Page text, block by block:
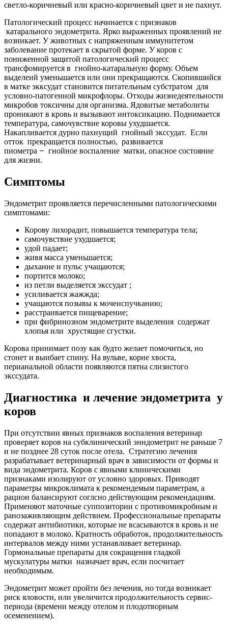
светло-коричневый или красно-коричневый цвет и не пахнут.
Патологический процесс начинается с признаков
катарального эндометрита. Ярко выраженных проявлений не
возникает. У животных с напряженным иммунитетом
заболевание протекает в скрытой форме. У коров с
пониженной защитой патологический процесс
трансфомируется в гнойно-катаральную форму. Объем
выделеий уменьшается или они прекращаются. Скопившийся
в матке экксудат становится питательным субстратом для
условно-патогенной микрофлоры. Отходы жизнедеятельности
микробов токсичны для организма. Ядовитые метаболиты
проникают в кровь и вызывают интоксикацию. Поднимается
температура, самочувствие коровы ухудшается.
Накапливается дурно пахнущий гнойный экссудат. Если
отток прекращается полностью, развивается
пиометра — гнойное воспаление матки, опасное состояние
для жизни.
Симптомы
Эндометрит проявляется перечисленными патологическими
симптомами:
Корову лихорадит, повышается температура тела;
самочувствие ухудшается;
удой падает;
живя масса уменьшается;
дыхание и пульс учащаются;
портится молоко;
из петли выделяется экссудат ;
усиливается жажжда;
учащаются позывы к мочеиспучканию;
расстраивается пищеварение;
при фибринозном эндометрите выделения содержат
хлопья или хрустящие сгустки.
Корова принимает позу как будто желает помочиться, но
стонет и выибает спину. На вульве, корне хвоста,
перианальной области появляются пятна слизистого
экссудата.
Диагностика и лечение эндометрита у
коров
При отсутствии явных признаков воспаления ветеринар
проверяет коров на субклинический энндометрит не раньше 7
и не позднее 28 суток после отела. Стратегию лечения
разрабатывает ветеринарный врач в зависимости от формы и
вида эндометрита. Коров с явными клиническими
признаками изолируют от условно здоровых. Приводят
параметры микроклимата к рекомендемым параметрам, а
рацион балансируют соглсно действующим рекомендациям.
Применяют маточные суппозитории с противомикробным и
ранозаживляющим действием. Профессиональные препараты
содержат антибиотики, которые не всасываются в кровь и не
попадают в молоко. Кратность обработок, продолжительность
интервалов между ними устанавливает ветеринар.
Гормональные препараты для сокращения гладкой
мускулатуры матки назначает врач, если посчитает
необходимым.
Эндометрит может пройти без лечения, но тогда возникает
риск яловости, или увеличится продолжительность сервис-
периода (времени между отелом и плодотворным
осеменением).